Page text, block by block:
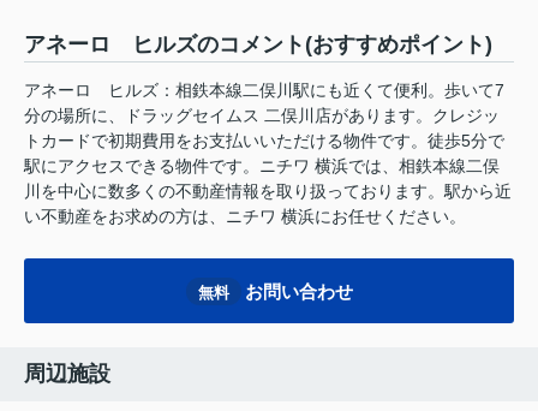
アネーロ ヒルズのコメント(おすすめポイント)
アネーロ ヒルズ：相鉄本線二俣川駅にも近くて便利。歩いて7
分の場所に、ドラッグセイムス 二俣川店があります。クレジッ
トカードで初期費用をお支払いいただける物件です。徒歩5分で
駅にアクセスできる物件です。ニチワ 横浜では、相鉄本線二俣
川を中心に数多くの不動産情報を取り扱っております。駅から近
い不動産をお求めの方は、ニチワ 横浜にお任せください。
無料 お問い合わせ
周辺施設